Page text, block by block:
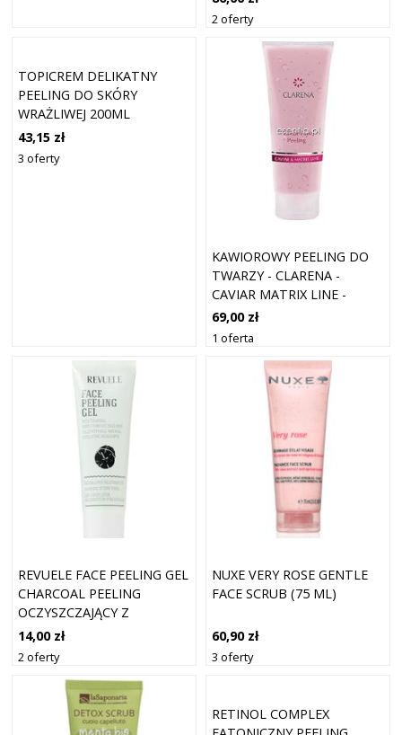
+ DELIKATNA PIANKA
OCZYSZCZAJĄCA 100 ML +
ODŻYWCZY KREM DO CIAŁA
2 oferty
TOPICREM DELIKATNY
PEELING DO SKÓRY
WRAŻLIWEJ 200ML
43,15 zł
3 oferty
KAWIOROWY PEELING DO
TWARZY - CLARENA -
CAVIAR MATRIX LINE -
CAVIAR FACE PEELING - 100
ML
69,00 zł
1 oferta
REVUELE FACE PEELING GEL
CHARCOAL PEELING
OCZYSZCZAJĄCY Z
AKTYWNYM WĘGLEM 80 ML
14,00 zł
2 oferty
NUXE VERY ROSE GENTLE
FACE SCRUB (75 ML)
60,90 zł
3 oferty
RETINOL COMPLEX